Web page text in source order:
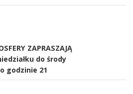
ZAPRASZAJĄ
do środy
godzinie 21